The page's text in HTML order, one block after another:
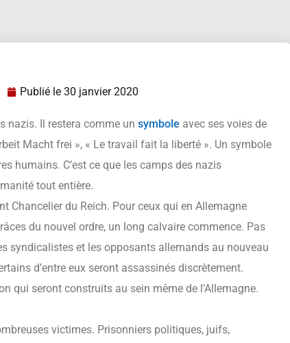
Publié le 30 janvier 2020
nazis. Il restera comme un symbole avec ses voies de
Macht frei », « Le travail fait la liberté ». Un symbole
humains. C’est ce que les camps des nazis
tout entière.
Chancelier du Reich. Pour ceux qui en Allemagne
du nouvel ordre, un long calvaire commence. Pas
syndicalistes et les opposants allemands au nouveau
d’entre eux seront assassinés discrètement.
qui seront construits au sein même de l’Allemagne.
victimes. Prisonniers politiques, juifs,